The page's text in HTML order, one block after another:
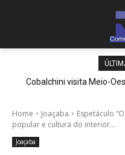
Cobalchini visita Meio-
Home Joaçaba
Espetáculo
popular e cultura do interior...
Joaçaba